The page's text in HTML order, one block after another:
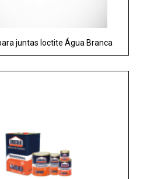
juntas loctite Água Branca